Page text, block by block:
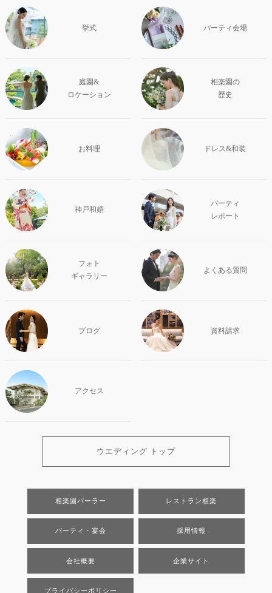
挙式 パーティ会場
庭園&
ロケーション
相楽園の
歴史
お料理 ドレス&和装
神戸和婚
パーティ
レポート
フォト
ギャラリー
よくある質問
ブログ 資料請求
アクセス
ウエディング トップ
相楽園パーラー レストラン相楽
パーティ・宴会 採用情報
会社概要 企業サイト
プライバシーポリシー